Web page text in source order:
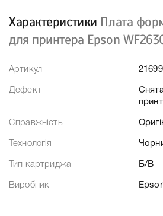
Характеристики Плата
для принтера Epson
Артикул
Дефект
Справжність
Технологія
Тип картриджа Б/В
Виробник